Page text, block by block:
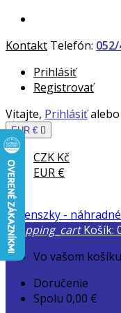
Kontakt Telefón:
Prihlásiť
Registrovať
Vitajte, Prihlásiťalebo
EUR € 
CZK Kč
EUR €
shopping_cart Košík:
Vo vašom
Doručenie
Spolu 0,00 €